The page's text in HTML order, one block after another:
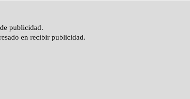
publicidad.
en recibir publicidad.